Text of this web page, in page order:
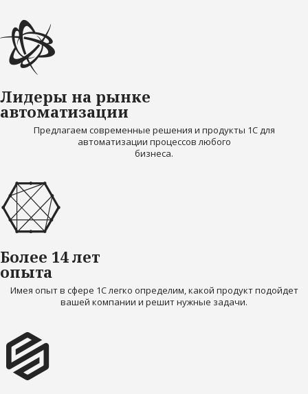
Лидеры на рынке
автоматизации
Предлагаем современные решения и продукты 1С для
автоматизации процессов любого
бизнеса.
Более 14 лет
опыта
Имея опыт в сфере 1С легко определим, какой продукт подойдет
вашей компании и решит нужные задачи.